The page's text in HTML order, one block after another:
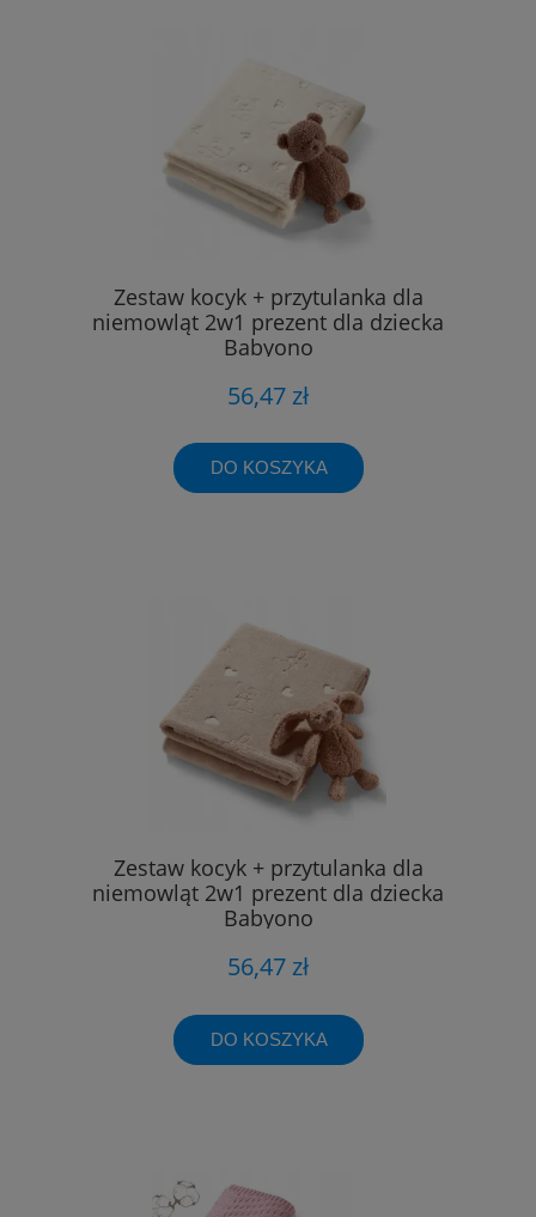
Zestaw kocyk + przytulanka dla
niemowląt 2w1 prezent dla dziecka
Babyono
56,47 zł
DO KOSZYKA
Zestaw kocyk + przytulanka dla
niemowląt 2w1 prezent dla dziecka
Babyono
56,47 zł
DO KOSZYKA